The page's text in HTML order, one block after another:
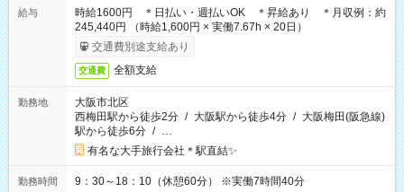
給与
時給1600円 ＊日払い・週払いOK ＊昇給あり ＊月収例：約
245,440円 （時給1,600円 × 実働7.67h × 20日）
交通費別途支給あり
交通費 全額支給
勤務地
大阪市北区
西梅田駅から徒歩2分 / 大阪駅から徒歩4分 / 大阪梅田(阪急線)
駅から徒歩6分 / …
有名な大手旅行会社＊駅直結✨
勤務時間 9：30～18：10（休憩60分） ※実働7時間40分